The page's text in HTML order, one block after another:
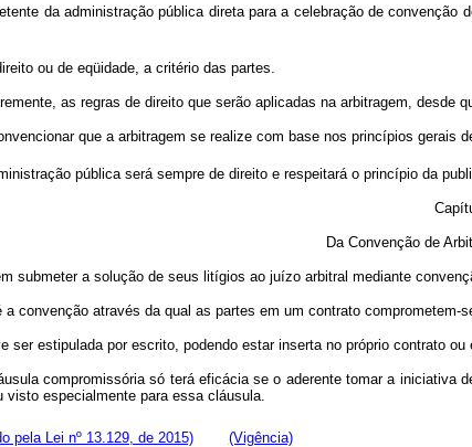
da administração pública direta para a celebração de convenção
ou de eqüidade, a critério das partes.
as regras de direito que serão aplicadas na arbitragem, desde
que a arbitragem se realize com base nos princípios gerais
pública será sempre de direito e respeitará o princípio da
Da Convenção de
submeter a solução de seus litígios ao juízo arbitral mediante
convenção através da qual as partes em um contrato
ser estipulada por escrito, podendo estar inserta no próprio contrato
compromissória só terá eficácia se o aderente tomar a
especialmente para essa cláusula.
pela Lei nº 13.129, de 2015) (Vigência)